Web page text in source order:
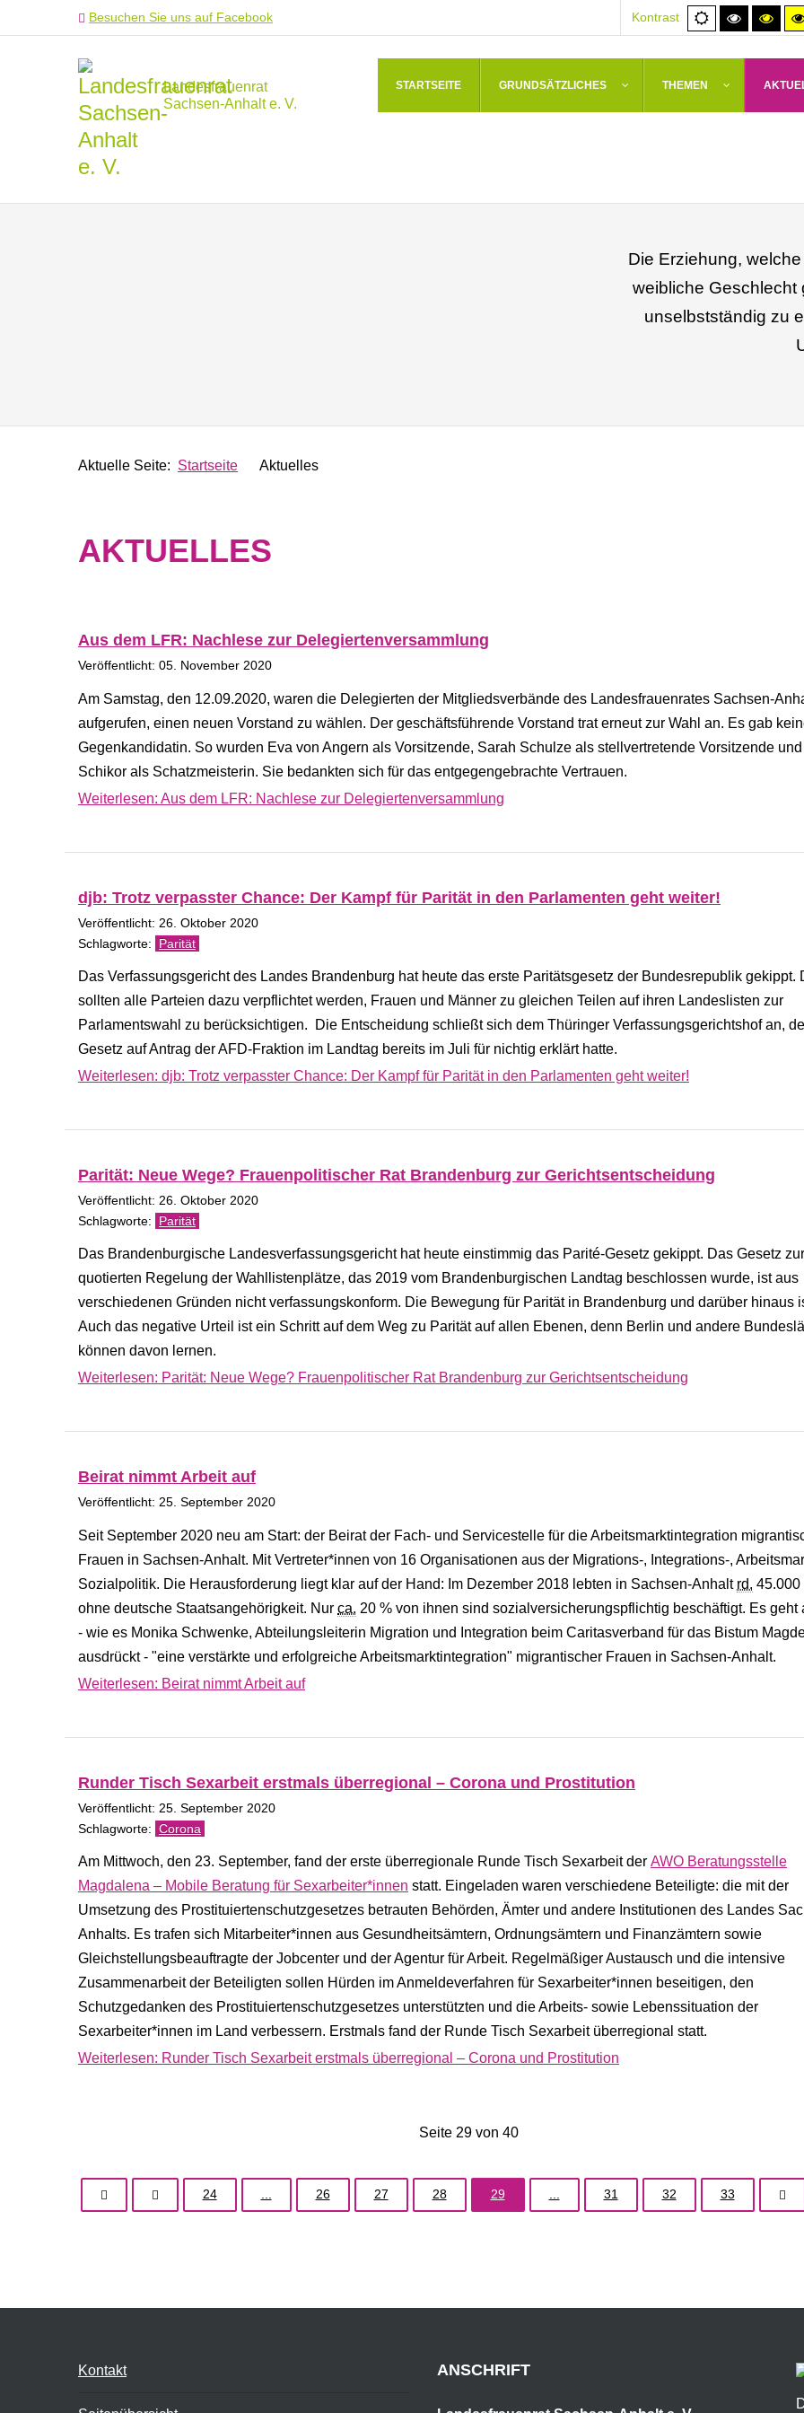
Besuchen Sie uns auf Facebook Kontrast
Normale
Ansicht
Hoher
Kontrast
Landesfrauenrat
Sachsen-Anhalt e. V.
STARTSEITE GRUNDSÄTZLICHES THEMEN
Die Erziehung,
weibliche Geschlecht
unselbstständig zu
Aktuelle Seite: Startseite Aktuelles
AKTUELLES
Aus dem LFR: Nachlese zur Delegiertenversammlung
Veröffentlicht: 05. November 2020
Am Samstag, den 12.09.2020, waren die Delegierten der Mitgliedsverbände des Landesfrauenrates Sachsen-
aufgerufen, einen neuen Vorstand zu wählen. Der geschäftsführende Vorstand trat erneut zur Wahl an. Es gab
Gegenkandidatin. So wurden Eva von Angern als Vorsitzende, Sarah Schulze als stellvertretende Vorsitzende und
Schikor als Schatzmeisterin. Sie bedankten sich für das entgegengebrachte Vertrauen.
Weiterlesen: Aus dem LFR: Nachlese zur Delegiertenversammlung
djb: Trotz verpasster Chance: Der Kampf für Parität in den Parlamenten geht weiter!
Veröffentlicht: 26. Oktober 2020
Parität
Das Verfassungsgericht des Landes Brandenburg hat heute das erste Paritätsgesetz der Bundesrepublik gekippt.
sollten alle Parteien dazu verpflichtet werden, Frauen und Männer zu gleichen Teilen auf ihren Landeslisten zur
Parlamentswahl zu berücksichtigen. Die Entscheidung schließt sich dem Thüringer Verfassungsgerichtshof an,
Gesetz auf Antrag der AFD-Fraktion im Landtag bereits im Juli für nichtig erklärt hatte.
Weiterlesen: djb: Trotz verpasster Chance: Der Kampf für Parität in den Parlamenten geht weiter!
Parität: Neue Wege? Frauenpolitischer Rat Brandenburg zur Gerichtsentscheidung
Veröffentlicht: 26. Oktober 2020
Parität
Das Brandenburgische Landesverfassungsgericht hat heute einstimmig das Parité-Gesetz gekippt. Das Gesetz zur
quotierten Regelung der Wahllistenplätze, das 2019 vom Brandenburgischen Landtag beschlossen wurde, ist aus
verschiedenen Gründen nicht verfassungskonform. Die Bewegung für Parität in Brandenburg und darüber hinaus
Auch das negative Urteil ist ein Schritt auf dem Weg zu Parität auf allen Ebenen, denn Berlin und andere
können davon lernen.
Weiterlesen: Parität: Neue Wege? Frauenpolitischer Rat Brandenburg zur Gerichtsentscheidung
Beirat nimmt Arbeit auf
Veröffentlicht: 25. September 2020
Seit September 2020 neu am Start: der Beirat der Fach- und Servicestelle für die Arbeitsmarktintegration
Frauen in Sachsen-Anhalt. Mit Vertreter*innen von 16 Organisationen aus der Migrations-, Integrations-,
Sozialpolitik. Die Herausforderung liegt klar auf der Hand: Im Dezember 2018 lebten in Sachsen-Anhalt rd. 45.000
ohne deutsche Staatsangehörigkeit. Nur ca. 20 % von ihnen sind sozialversicherungspflichtig beschäftigt. Es geht
- wie es Monika Schwenke, Abteilungsleiterin Migration und Integration beim Caritasverband für das Bistum
ausdrückt - "eine verstärkte und erfolgreiche Arbeitsmarktintegration" migrantischer Frauen in Sachsen-Anhalt.
Weiterlesen: Beirat nimmt Arbeit auf
Runder Tisch Sexarbeit erstmals überregional – Corona und Prostitution
Veröffentlicht: 25. September 2020
Corona
Am Mittwoch, den 23. September, fand der erste überregionale Runde Tisch Sexarbeit der AWO Beratungsstelle
Magdalena – Mobile Beratung für Sexarbeiter*innen statt. Eingeladen waren verschiedene Beteiligte: die mit der
Umsetzung des Prostituiertenschutzgesetzes betrauten Behörden, Ämter und andere Institutionen des Landes
Anhalts. Es trafen sich Mitarbeiter*innen aus Gesundheitsämtern, Ordnungsämtern und Finanzämtern sowie
Gleichstellungsbeauftragte der Jobcenter und der Agentur für Arbeit. Regelmäßiger Austausch und die intensive
Zusammenarbeit der Beteiligten sollen Hürden im Anmeldeverfahren für Sexarbeiter*innen beseitigen, den
Schutzgedanken des Prostituiertenschutzgesetzes unterstützten und die Arbeits- sowie Lebenssituation der
Sexarbeiter*innen im Land verbessern. Erstmals fand der Runde Tisch Sexarbeit überregional statt.
Weiterlesen: Runder Tisch Sexarbeit erstmals überregional – Corona und Prostitution
Seite 29 von 40
24 ... 26 27 28 29 ... 31 32 33
Kontakt ANSCHRIFT